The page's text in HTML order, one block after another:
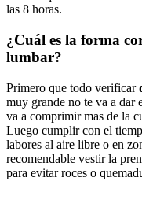
las 8 horas.
¿Cuál es la forma
lumbar?
Primero que todo verificar
muy grande no te va a dar
va a comprimir mas de la
Luego cumplir con el
labores al aire libre o en
recomendable vestir la
para evitar roces o